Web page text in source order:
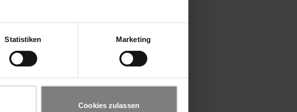
Statistiken Marketing
Cookies zulassen